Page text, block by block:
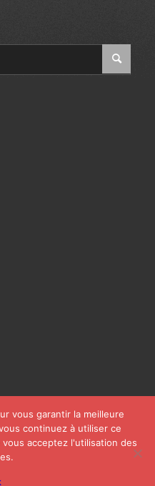
by Enfold WordPress Theme
vous garantir la meilleure
continuez à utiliser ce
acceptez l'utilisation des